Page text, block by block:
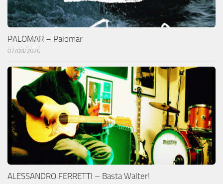
PALOMAR – Palomar
07/08/2026
ALESSANDRO FERRETTI – Basta Walter!